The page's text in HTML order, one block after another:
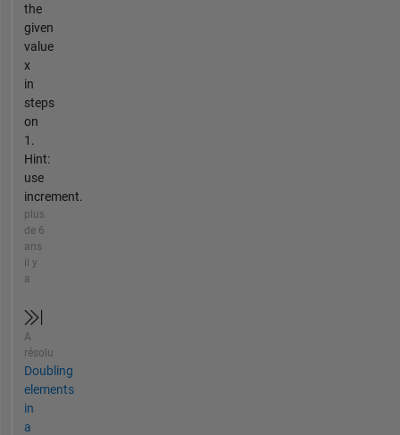
the
given
value
x
in
steps
on
1.
Hint:
use
increment.
plus
de 6
ans
il y
a
A
résolu
Doubling
elements
in
a